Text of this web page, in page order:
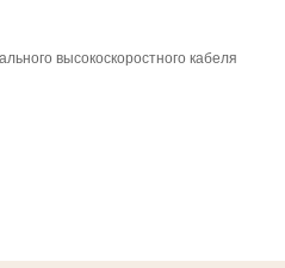
высокоскоростного кабеля